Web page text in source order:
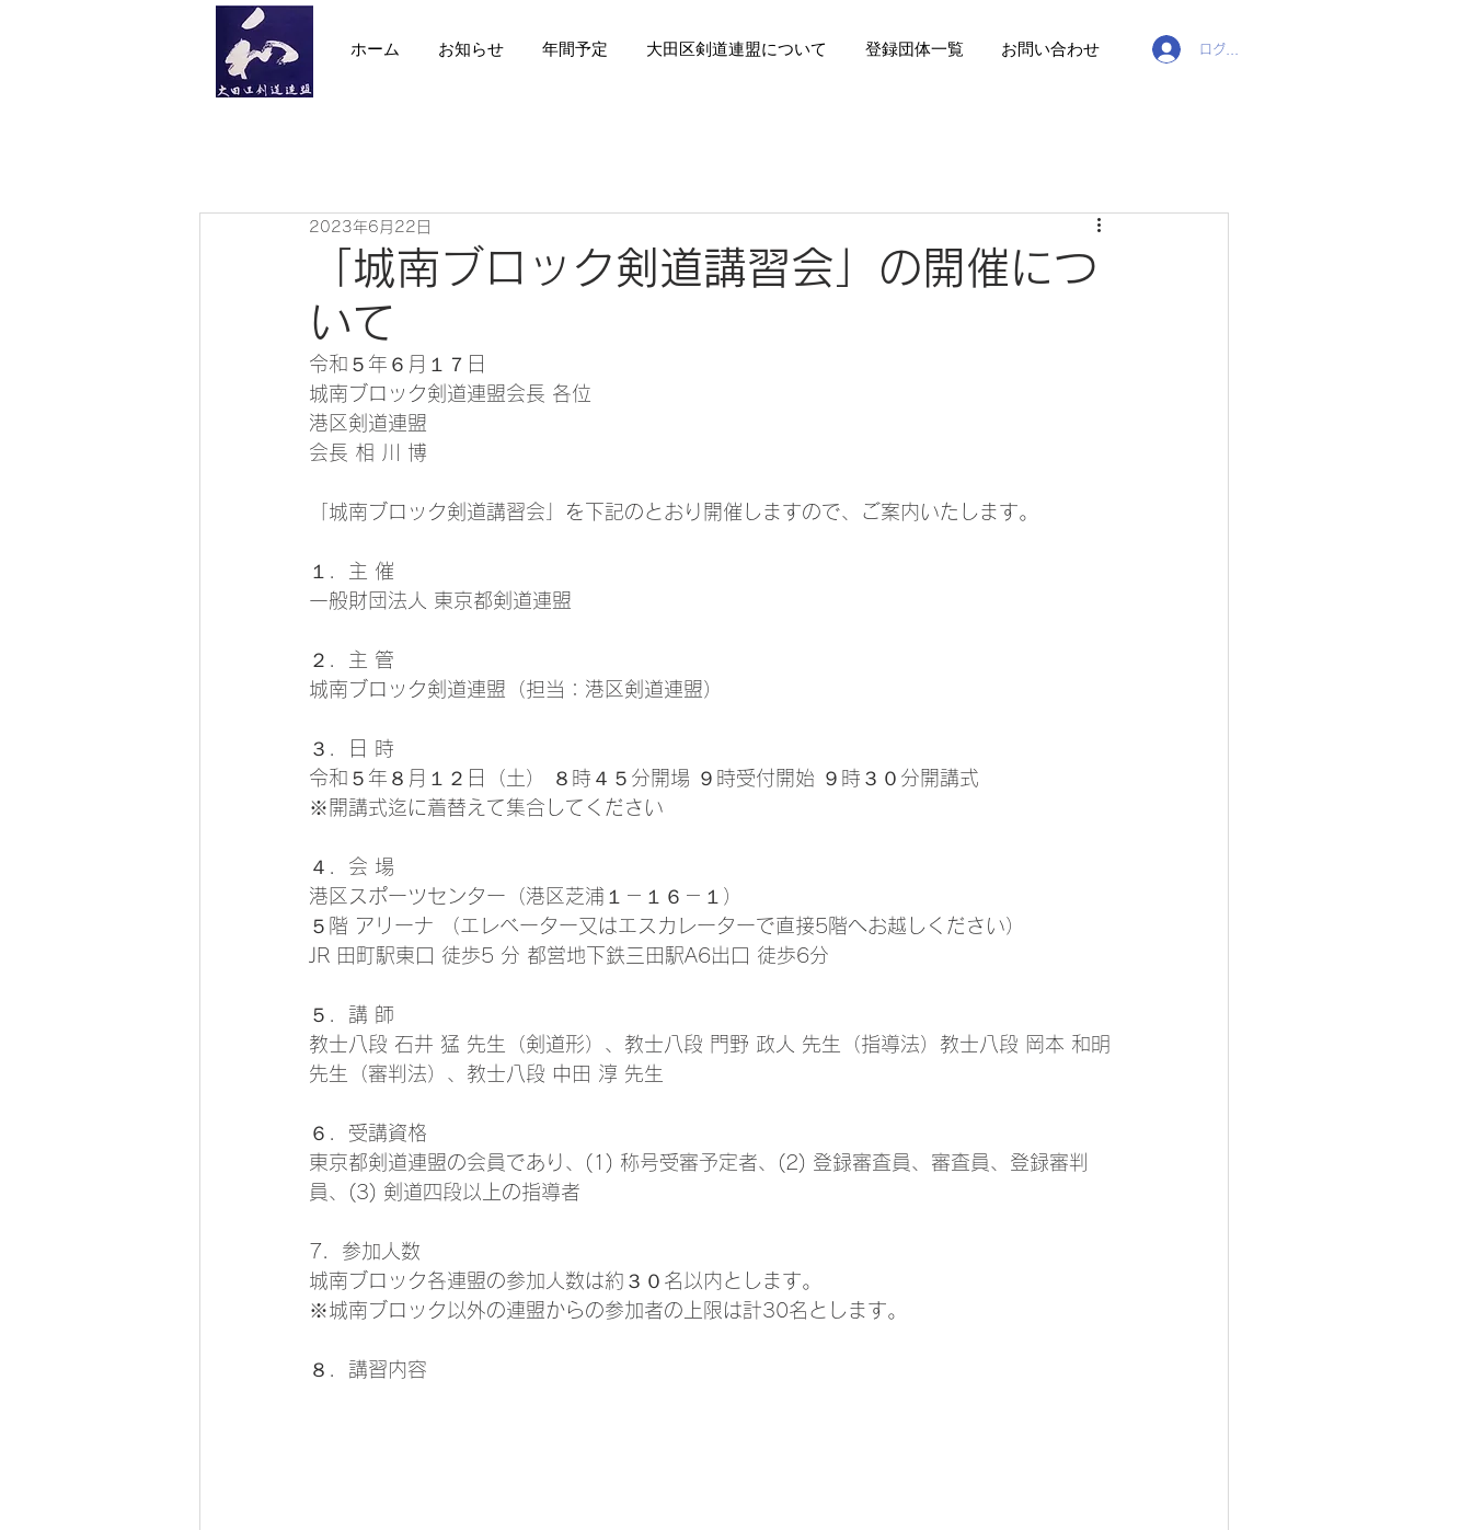
ホーム お知らせ 年間予定 大田区剣道連盟について 登録団体一覧 お問い合わせ ログイン
「城南ブロック剣道講習会」の開催につ
いて
2023年6月22日
令和５年６月１７日
城南ブロック剣道連盟会長 各位
港区剣道連盟
会長 相 川 博
「城南ブロック剣道講習会」を下記のとおり開催しますので、ご案内いたします。
１．主 催
一般財団法人 東京都剣道連盟
２．主 管
城南ブロック剣道連盟（担当：港区剣道連盟）
３．日 時
令和５年８月１２日（土） ８時４５分開場 ９時受付開始 ９時３０分開講式
※開講式迄に着替えて集合してください
４．会 場
港区スポーツセンター（港区芝浦１－１６－１）
５階 アリーナ （エレベーター又はエスカレーターで直接5階へお越しください）
JR 田町駅東口 徒歩5 分 都営地下鉄三田駅A6出口 徒歩6分
５．講 師
教士八段 石井 猛 先生（剣道形）、教士八段 門野 政人 先生（指導法）教士八段 岡本 和明
先生（審判法）、教士八段 中田 淳 先生
６．受講資格
東京都剣道連盟の会員であり、(1) 称号受審予定者、(2) 登録審査員、審査員、登録審判
員、(3) 剣道四段以上の指導者
7．参加人数
城南ブロック各連盟の参加人数は約３０名以内とします。
※城南ブロック以外の連盟からの参加者の上限は計30名とします。
８．講習内容